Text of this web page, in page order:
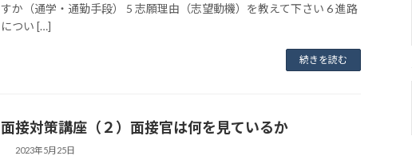
すか（通学・通勤手段） 5 志願理由（志望動機）を教えて下さい 6 進路
につい […]
続きを読む
面接対策講座（２）面接官は何を見ているか
2023年5月25日